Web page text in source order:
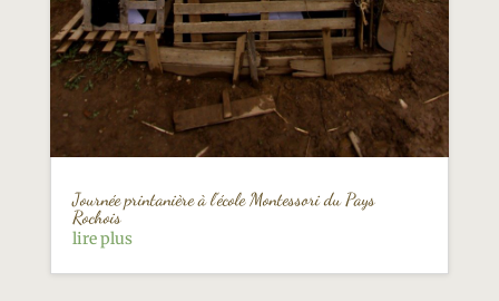
Journée printanière à l’école Montessori du Pays
Rochois
lire plus